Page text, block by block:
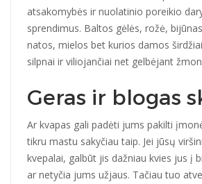
atsakomybės ir nuolatinio poreikio
sprendimus. Baltos gėlės, rožė,
natos, mielos bet kurios damos
silpnai ir viliojančiai net gelbėjant
Geras ir blogas
Ar kvapas gali padėti jums pakilti
tikru mastu sakyčiau taip. Jei jūsų
kvepalai, galbūt jis dažniau kvies jus į
ar netyčia jums užjaus. Tačiau tuo